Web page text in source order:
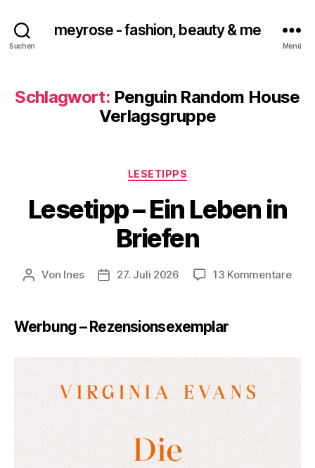
Suchen
meyrose - fashion, beauty & me
Menü
Schlagwort: Penguin Random House
Verlagsgruppe
Kategorien
LESETIPPS
Lesetipp – Ein Leben in
Briefen
Beitragsautor
Von Ines Veröffentlichungsdatum
27. Juli 2026 13 Kommentarezu
Werbung – Rezensionsexemplar